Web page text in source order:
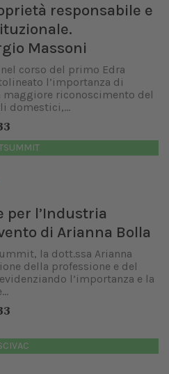
responsabile e
Massoni
corso del primo Edra
l’importanza di
riconoscimento del
domestici,...
per l’Industria
di Arianna Bolla
la dott.ssa Arianna
della professione e del
l’importanza e la